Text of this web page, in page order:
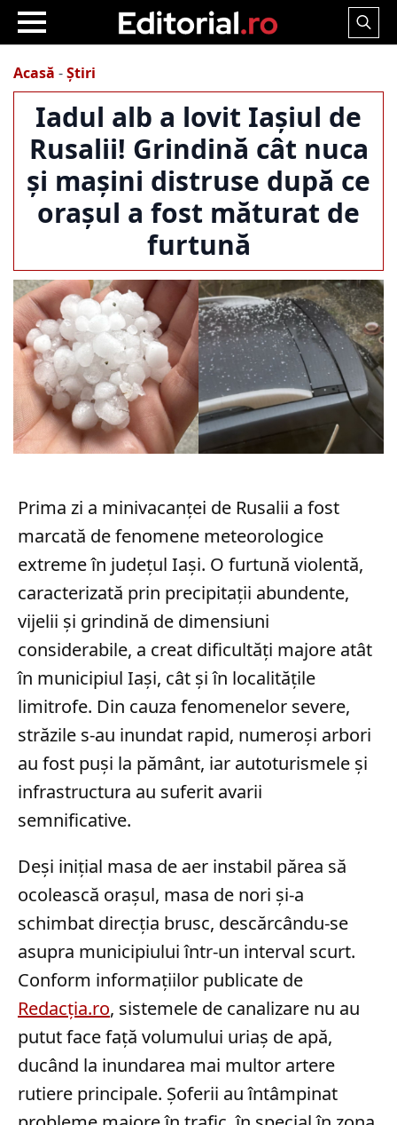
Search
Acasă -Știri
Iadul alb a lovit Iașiul de
Rusalii! Grindină cât nuca
și mașini distruse după ce
orașul a fost măturat de
furtună
Prima zi a minivacanței de Rusalii a fost
marcată de fenomene meteorologice
extreme în județul Iași. O furtună violentă,
caracterizată prin precipitații abundente,
vijelii și grindină de dimensiuni
considerabile, a creat dificultăți majore atât
în municipiul Iași, cât și în localitățile
limitrofe. Din cauza fenomenelor severe,
străzile s-au inundat rapid, numeroși arbori
au fost puși la pământ, iar autoturismele și
infrastructura au suferit avarii
semnificative.
Deși inițial masa de aer instabil părea să
ocolească orașul, masa de nori și-a
schimbat direcția brusc, descărcându-se
asupra municipiului într-un interval scurt.
Conform informațiilor publicate de
Redacția.ro, sistemele de canalizare nu au
putut face față volumului uriaș de apă,
ducând la inundarea mai multor artere
rutiere principale. Șoferii au întâmpinat